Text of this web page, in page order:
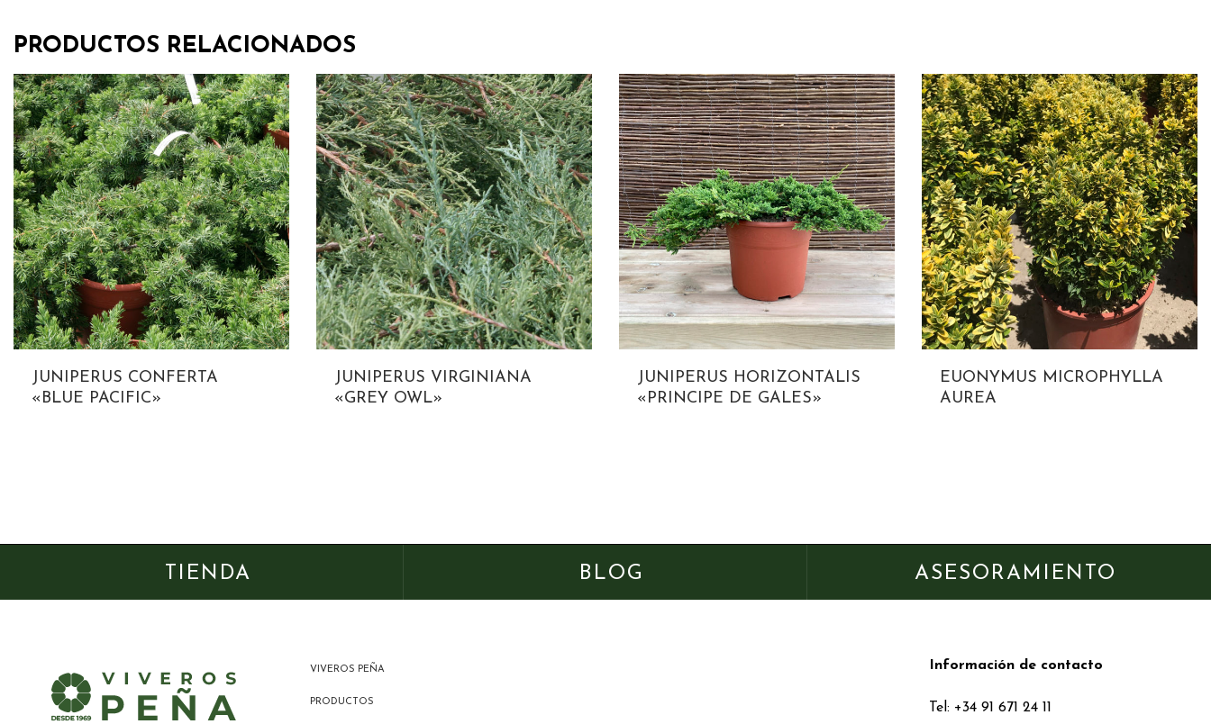
PRODUCTOS RELACIONADOS
JUNIPERUS CONFERTA
«BLUE PACIFIC»
JUNIPERUS VIRGINIANA
«GREY OWL»
JUNIPERUS HORIZONTALIS
«PRINCIPE DE GALES»
EUONYMUS MICROPHYLLA
AUREA
TIENDA BLOG ASESORAMIENTO
VIVEROS PEÑA
PRODUCTOS
Información de contacto
Tel: +34 91 671 24 11